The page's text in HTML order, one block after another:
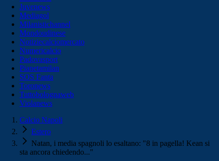
Juvenews
Mediagol
Milanistichannel
Mondoudinese
Notiziecalciomercato
Numericalcio
Padovasport
Pianetamilan
SOS Fanta
Toronews
Tuttobolognaweb
Violanews
Calcio Napoli
Estero
Natan, i media spagnoli lo esaltano: "8 in pagella! Kean si
sta ancora chiedendo..."